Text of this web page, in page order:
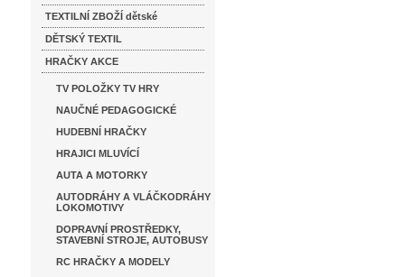
TEXTILNÍ ZBOŽÍ dětské
DĚTSKÝ TEXTIL
HRAČKY AKCE
TV POLOŽKY TV HRY
NAUČNÉ PEDAGOGICKÉ
HUDEBNÍ HRAČKY
HRAJICI MLUVÍCÍ
AUTA A MOTORKY
AUTODRÁHY A VLÁČKODRÁHY
LOKOMOTIVY
DOPRAVNÍ PROSTŘEDKY,
STAVEBNÍ STROJE, AUTOBUSY
RC HRAČKY A MODELY